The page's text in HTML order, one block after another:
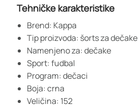
Tehničke karakteristike
Brend: Kappa
Tip proizvoda: šorts za dečake
Namenjeno za: dečake
Sport: fudbal
Program: dečaci
Boja: crna
Veličina: 152